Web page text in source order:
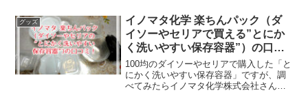
グッズ
イノマタ化学 楽ちんパック（ダ
イソーやセリアで買える”とにか
く洗いやすい保存容器”）の口コ
ミ！
100均のダイソーやセリアで購入した「と
にかく洗いやすい保存容器」ですが、調
べてみたらイノマタ化学株式会社さんの